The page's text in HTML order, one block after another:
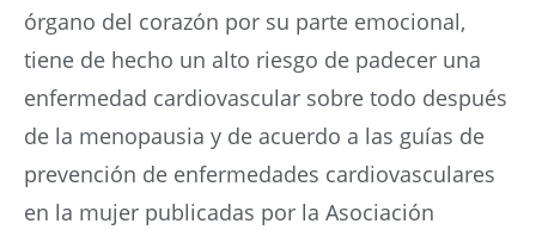
órgano del corazón por su parte emocional,
tiene de hecho un alto riesgo de padecer una
enfermedad cardiovascular sobre todo después
de la menopausia y de acuerdo a las guías de
prevención de enfermedades cardiovasculares
en la mujer publicadas por la Asociación